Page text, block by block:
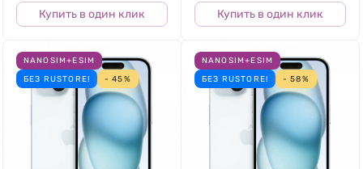
Купить в один клик Купить в один клик
NANOSIM+ESIM
БЕЗ RUSTORE!
- 45%
NANOSIM+ESIM
БЕЗ RUSTORE!
- 58%